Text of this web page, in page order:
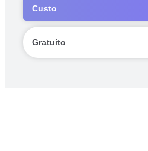
Custo
Gratuito